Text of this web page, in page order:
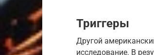
Триггеры
Другой
исследование. В